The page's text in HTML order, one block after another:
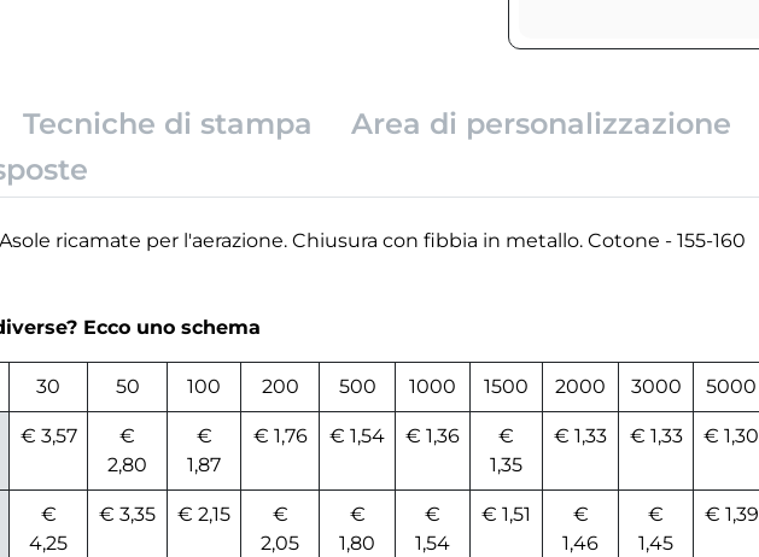
Tecniche di stampa
Area di personalizzazione
ricamate per l'aerazione. Chiusura con fibbia in metallo. Cotone - 155-160
Ecco uno schema
30 50 100 200 500 1000 1500 2000 3000 5000
€ 3,57
€
2,80
€
1,87
€ 1,76 € 1,54 € 1,36
€
1,35
€ 1,33 € 1,33 € 1,30
€
4,25
€ 3,35 € 2,15
€
2,05
€
1,80
€
1,54
€ 1,51
€
1,46
€
1,45
€ 1,39